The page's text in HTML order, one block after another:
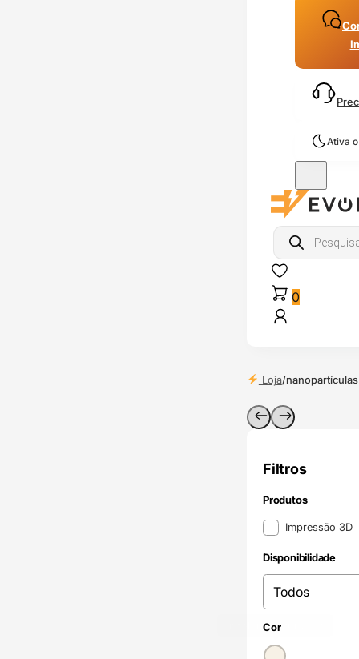
Ativa
Products
search
0
Loja/
Filtros
Produtos
ProdutosImpressão 3D
Disponibilidade
Disponibilidade
Disponibilidade
Cor
Cor
Incolor / Natural